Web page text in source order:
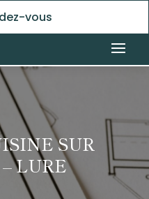
vous
SUR
LURE